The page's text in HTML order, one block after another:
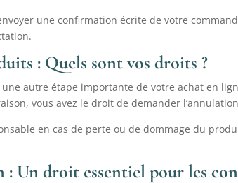
une confirmation écrite de votre
: Quels sont vos droits ?
autre étape importante de votre achat en
vous avez le droit de demander
en cas de perte ou de dommage du
Un droit essentiel pour les